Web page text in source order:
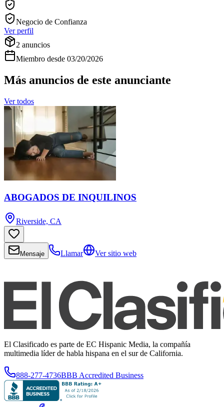
Negocio de Confianza
Ver perfil
2 anuncios
Miembro desde 03/20/2026
Más anuncios de este anunciante
Ver todos
ABOGADOS DE INQUILINOS
Riverside, CA
Mensaje Llamar Ver sitio web
El Clasificado es parte de EC Hispanic Media, la compañía
multimedia líder de habla hispana en el sur de California.
888-277-4736BBB Accredited Business